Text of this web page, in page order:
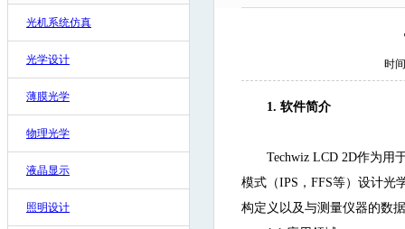
光机系统仿真
光学设计
薄膜光学
物理光学
液晶显示
照明设计
时
1. 软件简介
Techwiz LCD 2D作为用
模式（IPS，FFS等）设计光
构定义以及与测量仪器的数